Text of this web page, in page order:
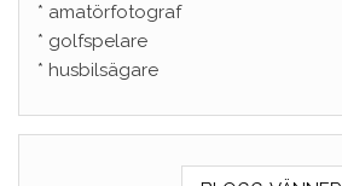
* amatörfotograf
* golfspelare
* husbilsägare